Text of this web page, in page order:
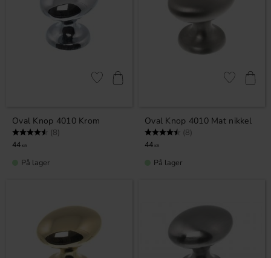
Oval Knop 4010 Krom
Vurdering: (8)
44 KR
Gem som favorit
På lager
Oval Knop 4010 Mat nikkel
Vurdering: (8)
44 KR
Gem som
På lager